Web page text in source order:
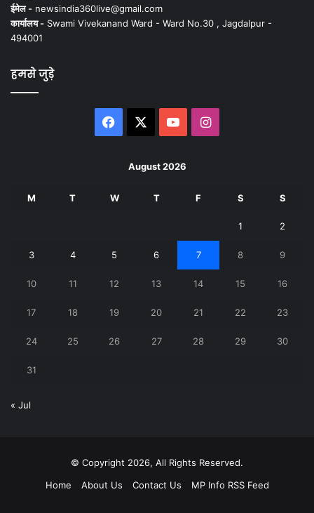
ईमेल - newsindia360live@gmail.com
कार्यालय - Swami Vivekanand Ward - Ward No.30 , Jagdalpur -
494001
हमसे जुड़े
Facebook YouTubeInstagram
August 2026
M T W T F S S
1 2
3 4 5 6 7 8 9
10 11 12 13 14 15 16
17 18 19 20 21 22 23
24 25 26 27 28 29 30
31
« Jul
© Copyright 2026, All Rights Reserved.
Home
About Us Contact Us MP Info RSS Feed